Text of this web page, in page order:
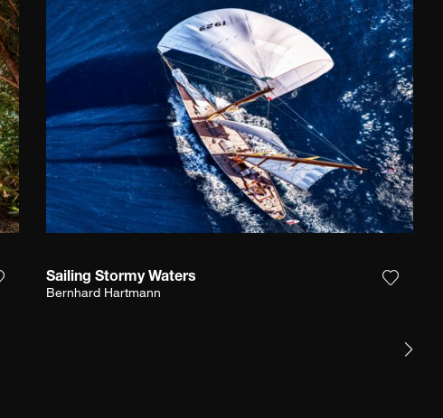
Voeg het product toe aan mijn verlanglijst
Sailing Stormy Waters
Bernhard Hartmann